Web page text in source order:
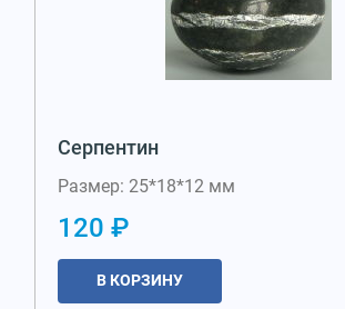
Серпентин
Размер: 25*18*12 мм
120 ₽
В КОРЗИНУ